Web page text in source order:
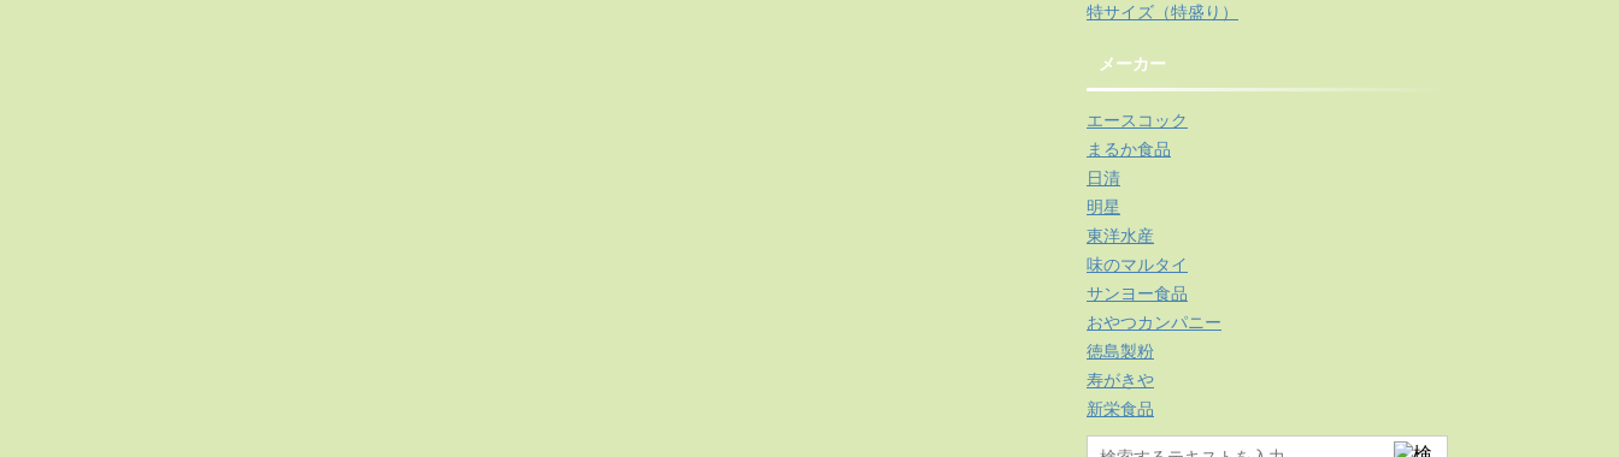
特サイズ（特盛り）
メーカー
エースコック
まるか食品
日清
明星
東洋水産
味のマルタイ
サンヨー食品
おやつカンパニー
徳島製粉
寿がきや
新栄食品